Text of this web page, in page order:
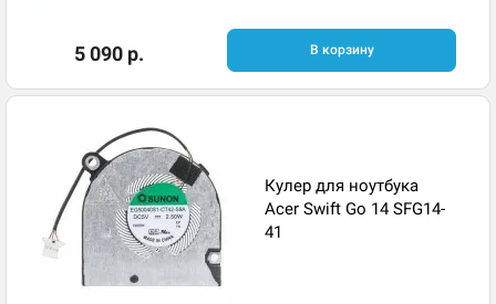
5 090 р. В корзину
Кулер для ноутбука
Acer Swift Go 14 SFG14-
41